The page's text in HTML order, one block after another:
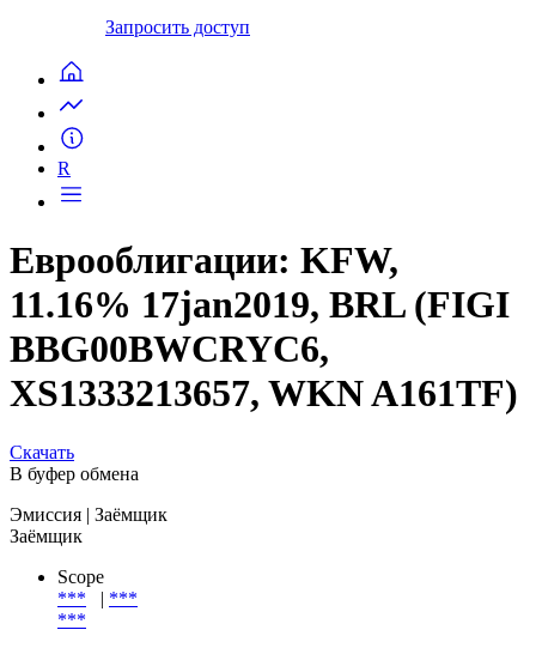
Запросить доступ
R
Еврооблигации: KFW,
11.16% 17jan2019, BRL (FIGI
BBG00BWCRYC6,
XS1333213657, WKN A161TF)
Скачать
В буфер обмена
Эмиссия | Заёмщик
Заёмщик
Scope
***
| ***
***